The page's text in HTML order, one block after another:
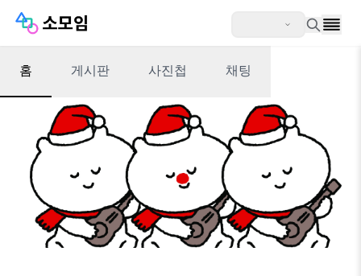
홈 게시판 사진첩 채팅